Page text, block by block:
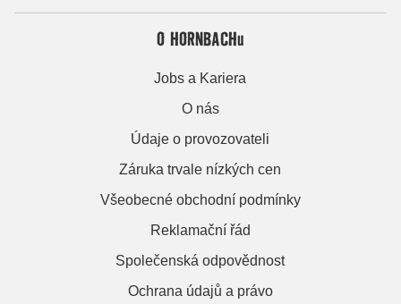
O HORNBACHu
Jobs a Kariera
O nás
Údaje o provozovateli
Záruka trvale nízkých cen
Všeobecné obchodní podmínky
Reklamační řád
Společenská odpovědnost
Ochrana údajů a právo